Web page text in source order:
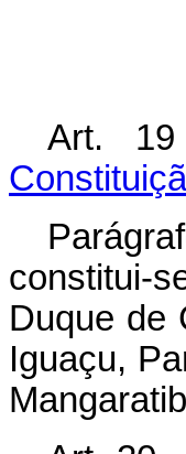
Art.
constitui-
Duque de
Iguaçu,